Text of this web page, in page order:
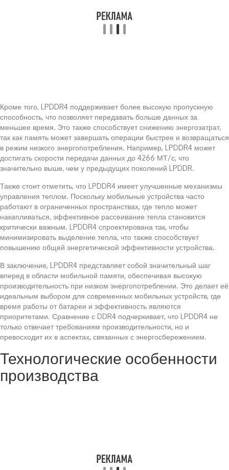
Кроме того, LPDDR4 поддерживает более высокую пропускную
способность, что позволяет передавать больше данных за
меньшее время. Это также способствует снижению энергозатрат,
так как память может завершать операции быстрее и возвращаться
в режим низкого энергопотребления. Например, LPDDR4 может
достигать скорости передачи данных до 4266 МТ/с, что
значительно выше, чем у предыдущих поколений LPDDR.
Также стоит отметить, что LPDDR4 имеет улучшенные механизмы
управления теплом. Поскольку мобильные устройства часто
работают в ограниченных пространствах, где тепло может
накапливаться, эффективное рассеивание тепла становится
критически важным. LPDDR4 спроектирована так, чтобы
минимизировать выделение тепла, что также способствует
повышению общей энергетической эффективности устройства.
В заключение, LPDDR4 представляет собой значительный шаг
вперед в области мобильной памяти, обеспечивая высокую
производительность при низком энергопотреблении. Это делает её
идеальным выбором для современных мобильных устройств, где
время работы от батареи и эффективность являются
приоритетами. Сравнение с DDR4 подчеркивает, что LPDDR4 не
только отвечает требованиям производительности, но и
превосходит их в аспектах, связанных с энергосбережением.
Технологические особенности
производства